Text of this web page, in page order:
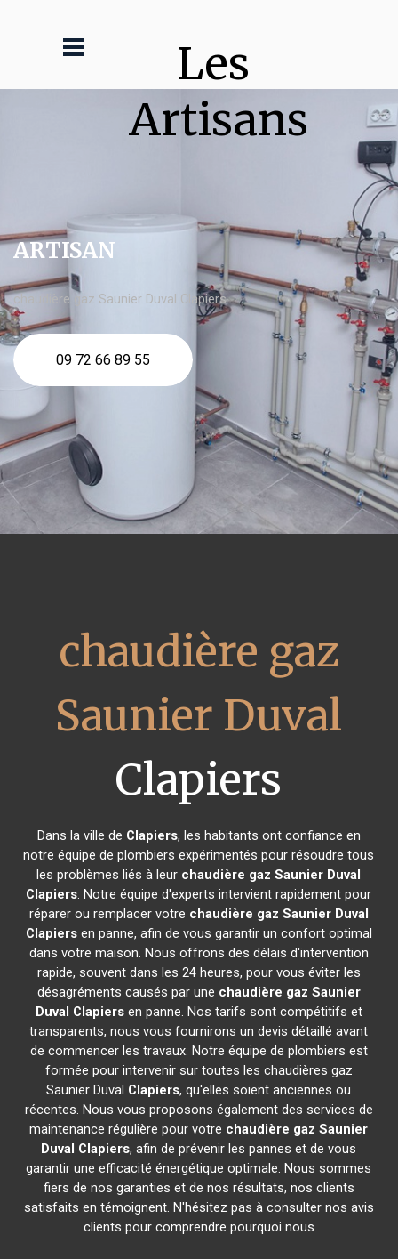
Les
Artisans
ARTISAN
chaudière gaz Saunier Duval Clapiers
09 72 66 89 55
chaudière gaz
Saunier Duval
Clapiers
Dans la ville de Clapiers, les habitants ont confiance en
notre équipe de plombiers expérimentés pour résoudre tous
les problèmes liés à leur chaudière gaz Saunier Duval
Clapiers. Notre équipe d'experts intervient rapidement pour
réparer ou remplacer votre chaudière gaz Saunier Duval
Clapiersen panne, afin de vous garantir un confort optimal
dans votre maison. Nous offrons des délais d'intervention
rapide, souvent dans les 24 heures, pour vous éviter les
désagréments causés par une chaudière gaz Saunier
Duval Clapiersen panne. Nos tarifs sont compétitifs et
transparents, nous vous fournirons un devis détaillé avant
de commencer les travaux. Notre équipe de plombiers est
formée pour intervenir sur toutes les chaudières gaz
Saunier Duval Clapiers, qu'elles soient anciennes ou
récentes. Nous vous proposons également des services de
maintenance régulière pour votre chaudière gaz Saunier
Duval Clapiers, afin de prévenir les pannes et de vous
garantir une efficacité énergétique optimale. Nous sommes
fiers de nos garanties et de nos résultats, nos clients
satisfaits en témoignent. N'hésitez pas à consulter nos avis
clients pour comprendre pourquoi nous